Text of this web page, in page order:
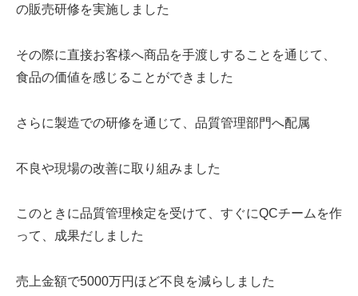
の販売研修を実施しました
その際に直接お客様へ商品を手渡しすることを通じて、
食品の価値を感じることができました
さらに製造での研修を通じて、品質管理部門へ配属
不良や現場の改善に取り組みました
このときに品質管理検定を受けて、すぐにQCチームを作
って、成果だしました
売上金額で5000万円ほど不良を減らしました